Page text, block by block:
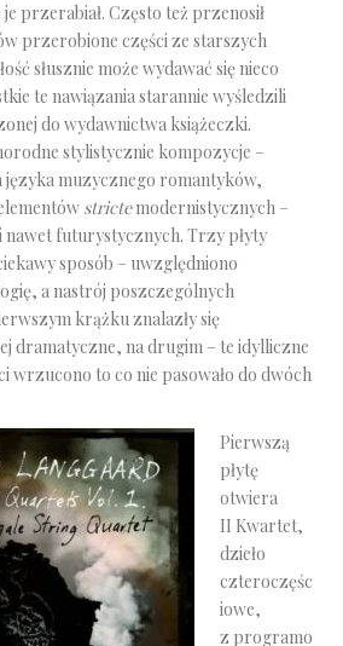
przerabiał. Często też przenosił
przerobione części ze starszych
słusznie może wydawać się nieco
te nawiązania starannie wyśledzili
do wydawnictwa książeczki.
stylistycznie kompozycje –
języka muzycznego romantyków,
strictemodernistycznych –
nawet futurystycznych. Trzy płyty
sposób – uwzględniono
a nastrój poszczególnych
krążku znalazły się
dramatyczne, na drugim – te idylliczne
wrzucono to co nie pasowało do dwóch
Pierwszą
płytę
otwiera
II Kwartet,
dzieło
czteroczęśc
iowe,
z programo